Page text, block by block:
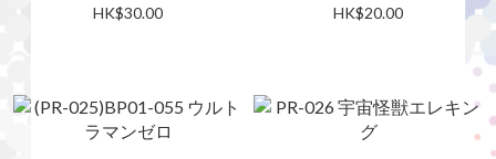
HK$30.00
HK$20.00